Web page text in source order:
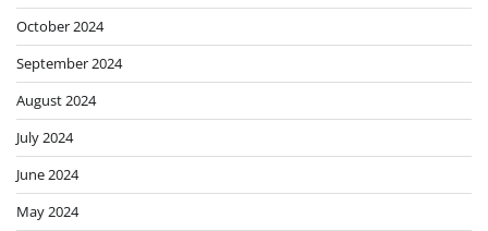
October 2024
September 2024
August 2024
July 2024
June 2024
May 2024